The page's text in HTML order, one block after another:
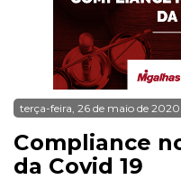
terça-feira, 26 de maio de 2020
Compliance
da Covid 19